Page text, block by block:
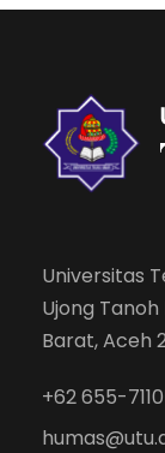
Universitas
Ujong
Barat, Aceh
+62 655-